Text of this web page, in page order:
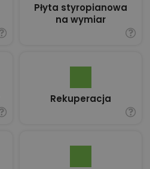
Płyta styropianowa
na wymiar
Rekuperacja